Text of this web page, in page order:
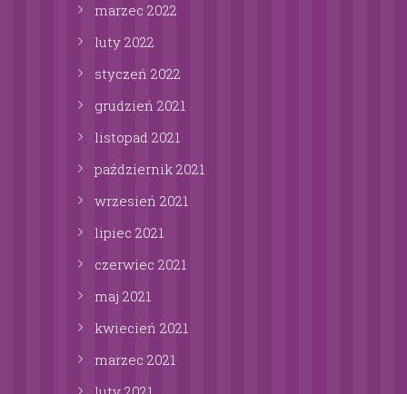
marzec 2022
luty 2022
styczeń 2022
grudzień 2021
listopad 2021
październik 2021
wrzesień 2021
lipiec 2021
czerwiec 2021
maj 2021
kwiecień 2021
marzec 2021